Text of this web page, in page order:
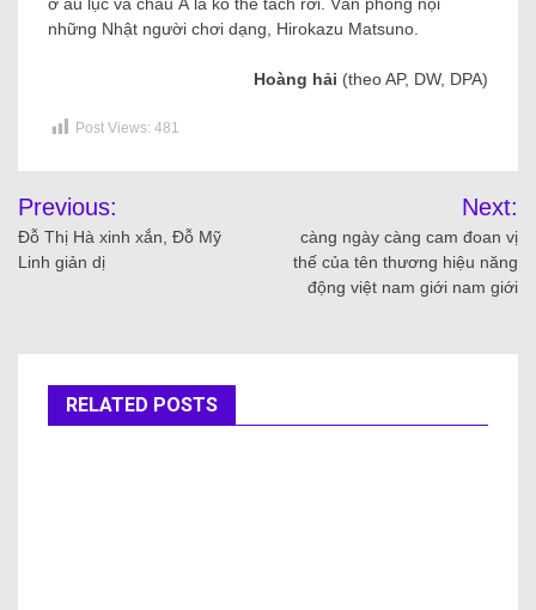
ở âu lục và châu Á là ko thể tách rời. Văn phòng nội
những Nhật người chơi dạng, Hirokazu Matsuno.
Hoàng hải (theo AP, DW, DPA)
Post Views: 481
Previous:
Đỗ Thị Hà xinh xắn, Đỗ Mỹ
Linh giản dị
Next:
càng ngày càng cam đoan vị
thế của tên thương hiệu năng
động việt nam giới nam giới
RELATED POSTS